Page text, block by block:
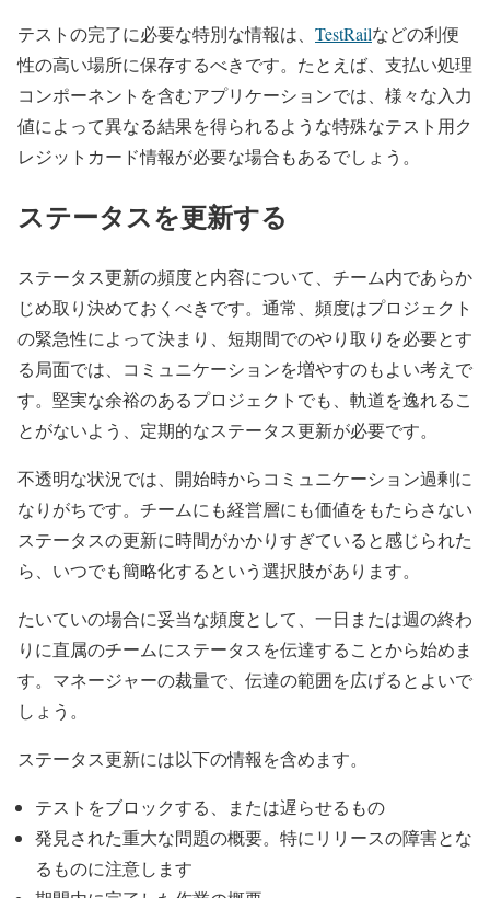
テストの完了に必要な特別な情報は、 TestRailなどの利便
性の高い場所に保存するべきです。たとえば、支払い処理
コンポーネントを含むアプリケーションでは、様々な入力
値によって異なる結果を得られるような特殊なテスト用ク
レジットカード情報が必要な場合もあるでしょう。
ステータスを更新する
ステータス更新の頻度と内容について、チーム内であらか
じめ取り決めておくべきです。通常、頻度はプロジェクト
の緊急性によって決まり、短期間でのやり取りを必要とす
る局面では、コミュニケーションを増やすのもよい考えで
す。堅実な余裕のあるプロジェクトでも、軌道を逸れるこ
とがないよう、定期的なステータス更新が必要です。
不透明な状況では、開始時からコミュニケーション過剰に
なりがちです。チームにも経営層にも価値をもたらさない
ステータスの更新に時間がかかりすぎていると感じられた
ら、いつでも簡略化するという選択肢があります。
たいていの場合に妥当な頻度として、一日または週の終わ
りに直属のチームにステータスを伝達することから始めま
す。マネージャーの裁量で、伝達の範囲を広げるとよいで
しょう。
ステータス更新には以下の情報を含めます。
テストをブロックする、または遅らせるもの
発見された重大な問題の概要。特にリリースの障害とな
るものに注意します